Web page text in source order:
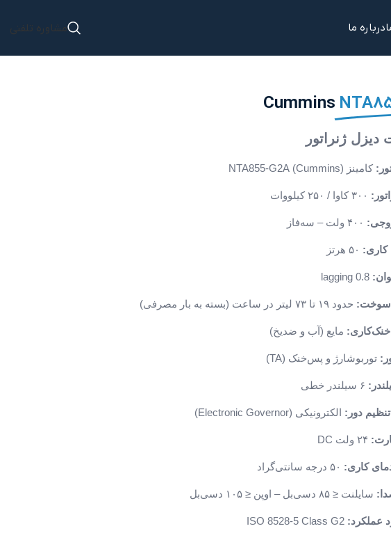
درباره ما مشاوره تلفنی
Cummins
ژنراتور
کامینز (Cummins) NTA855-G2A
کاری:
حدود ۱۹ تا ۷۳ لیتر در ساعت (بسته به بار مصرفی)
مایع (آب و ضدیخ)
توربوشارژ و پس‌خنک (TA)
دور: الکترونیکی (Electronic Governor)
کاری:
سایلنت ≤ ۸۵ دسی‌بل – اوپن ≤ ۱۰۵ دسی‌بل
عملکرد: